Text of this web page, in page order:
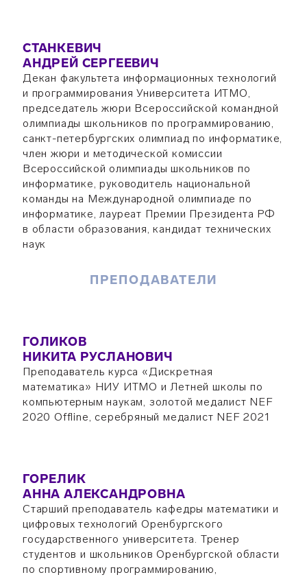
СТАНКЕВИЧ
АНДРЕЙ СЕРГЕЕВИЧ
Декан факультета информационных технологий
и программирования Университета ИТМО,
председатель жюри Всероссийской командной
олимпиады школьников по программированию,
санкт-петербургских олимпиад по информатике,
член жюри и методической комиссии
Всероссийской олимпиады школьников по
информатике, руководитель национальной
команды на Международной олимпиаде по
информатике, лауреат Премии Президента РФ
в области образования, кандидат технических
наук
ПРЕПОДАВАТЕЛИ
ГОЛИКОВ
НИКИТА РУСЛАНОВИЧ
Преподаватель курса «Дискретная
математика» НИУ ИТМО и Летней школы по
компьютерным наукам, золотой медалист NEF
2020 Offline, серебряный медалист NEF 2021
ГОРЕЛИК
АННА АЛЕКСАНДРОВНА
Старший преподаватель кафедры математики и
цифровых технологий Оренбургского
государственного университета. Тренер
студентов и школьников Оренбургской области
по спортивному программированию,